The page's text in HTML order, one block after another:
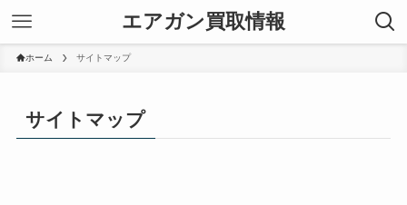
エアガン買取情報
ホーム サイトマップ
サイトマップ